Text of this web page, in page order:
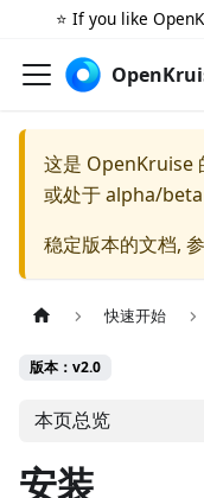
⭐️ If you like
这是 OpenKruise
或处于 alpha/beta
稳定版本的文档,
快速开始
版本：v2.0
本页总览
安装